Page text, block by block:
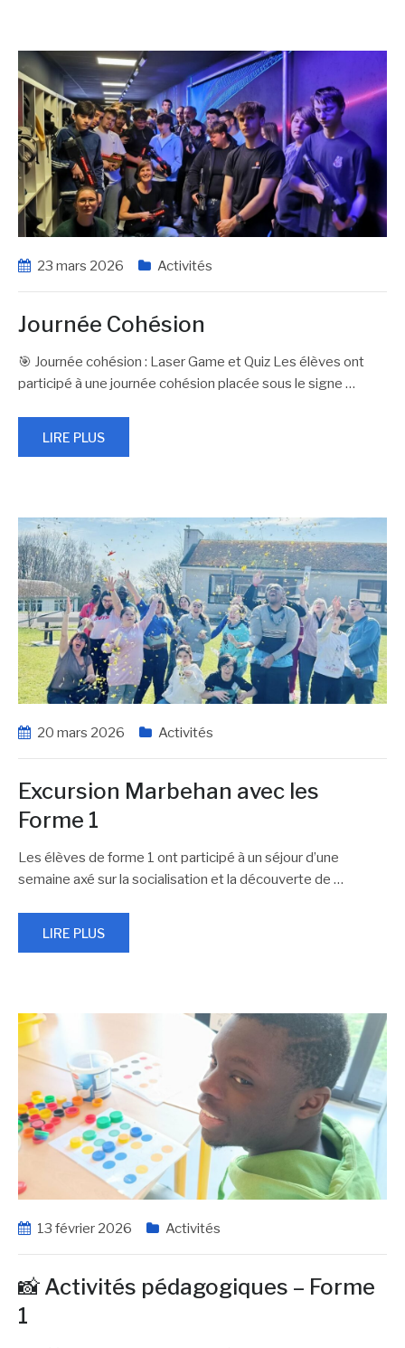
23 mars 2026 Activités
Journée Cohésion
🎯 Journée cohésion : Laser Game et Quiz Les élèves ont
participé à une journée cohésion placée sous le signe …
LIRE PLUS
20 mars 2026 Activités
Excursion Marbehan avec les
Forme 1
Les élèves de forme 1 ont participé à un séjour d’une
semaine axé sur la socialisation et la découverte de …
LIRE PLUS
13 février 2026 Activités
📸 Activités pédagogiques – Forme
1